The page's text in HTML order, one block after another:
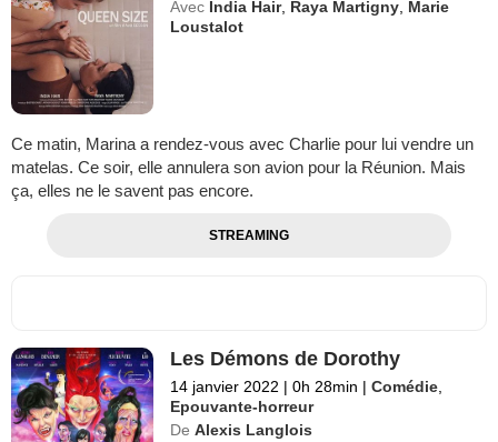
Avec India Hair, Raya Martigny Marie
Loustalot
Ce matin, Marina a rendez-vous avec Charlie pour lui vendre un
matelas. Ce soir, elle annulera son avion pour la Réunion. Mais
ça, elles ne le savent pas encore.
STREAMING
Les Démons de Dorothy
14 janvier 2022 | 0h 28min | Comédie
Epouvante-horreur
De Alexis Langlois